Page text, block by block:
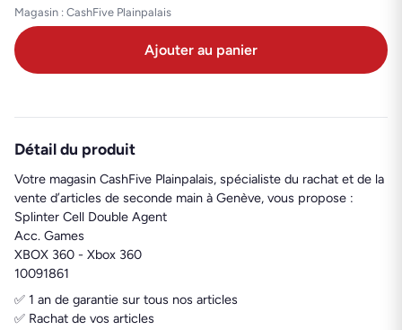
Magasin : CashFive Plainpalais
Ajouter au panier
Détail du produit
Votre magasin CashFive Plainpalais, spécialiste du rachat et de la
vente d’articles de seconde main à Genève, vous propose :
Splinter Cell Double Agent
Acc. Games
XBOX 360 - Xbox 360
10091861
✅ 1 an de garantie sur tous nos articles
✅ Rachat de vos articles